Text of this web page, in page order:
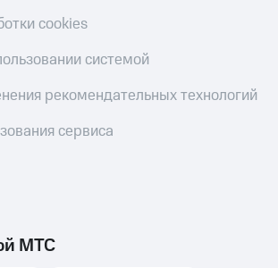
cookies
системой
рекомендательных технологий
сервиса
МТС